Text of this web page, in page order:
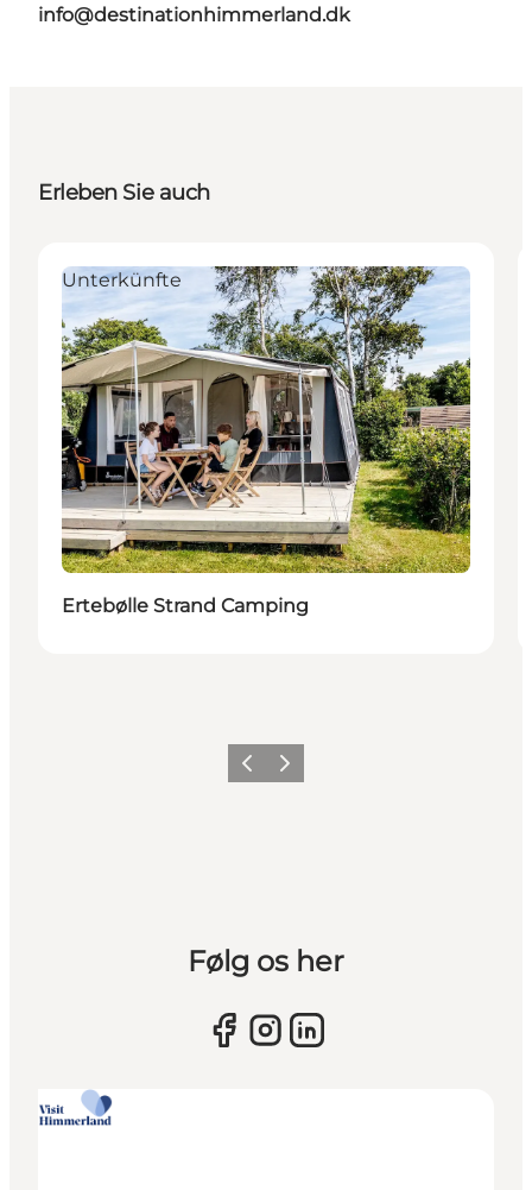
info@destinationhimmerland.dk
Erleben Sie auch
Unterkünfte
Ertebølle Strand Camping
Vorherige Folie
Nächste Folie
Følg os her